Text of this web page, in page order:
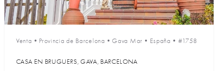
Venta • Provincia de Barcelona •Gava Mar • España • #1758
CASA EN BRUGUERS, GAVA, BARCELONA